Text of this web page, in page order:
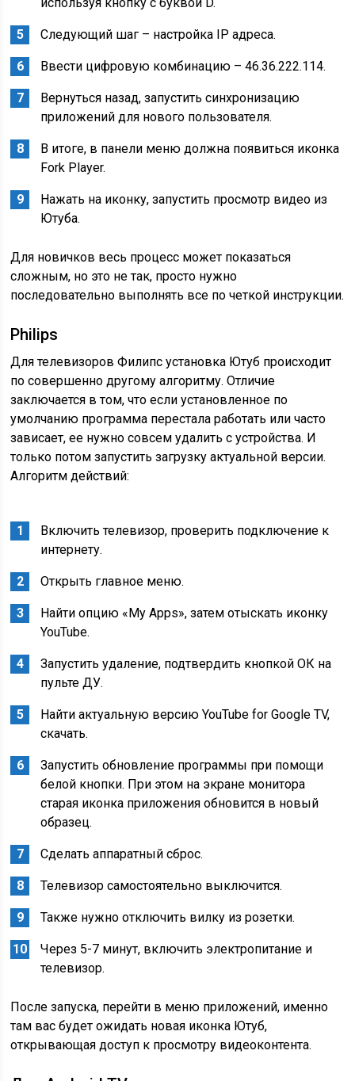
Следующий шаг – настройка IP адреса.
Ввести цифровую комбинацию – 46.36.222.114.
Вернуться назад, запустить синхронизацию
приложений для нового пользователя.
В итоге, в панели меню должна появиться иконка
Fork Player.
Нажать на иконку, запустить просмотр видео из
Ютуба.
Для новичков весь процесс может показаться
сложным, но это не так, просто нужно
последовательно выполнять все по четкой инструкции.
Philips
Для телевизоров Филипс установка Ютуб происходит
по совершенно другому алгоритму. Отличие
заключается в том, что если установленное по
умолчанию программа перестала работать или часто
зависает, ее нужно совсем удалить с устройства. И
только потом запустить загрузку актуальной версии.
Алгоритм действий:
Включить телевизор, проверить подключение к
интернету.
Открыть главное меню.
Найти опцию «My Apps», затем отыскать иконку
YouTube.
Запустить удаление, подтвердить кнопкой ОК на
пульте ДУ.
Найти актуальную версию YouTube for Google TV,
скачать.
Запустить обновление программы при помощи
белой кнопки. При этом на экране монитора
старая иконка приложения обновится в новый
образец.
Сделать аппаратный сброс.
Телевизор самостоятельно выключится.
Также нужно отключить вилку из розетки.
Через 5-7 минут, включить электропитание и
телевизор.
После запуска, перейти в меню приложений, именно
там вас будет ожидать новая иконка Ютуб,
открывающая доступ к просмотру видеоконтента.